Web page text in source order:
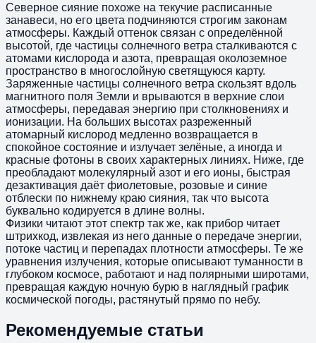
Северное сияние похоже на текучие расписанные
занавеси, но его цвета подчиняются строгим законам
атмосферы. Каждый оттенок связан с определённой
высотой, где частицы солнечного ветра сталкиваются с
атомами кислорода и азота, превращая околоземное
пространство в многослойную светящуюся карту.
Заряженные частицы солнечного ветра скользят вдоль
магнитного поля Земли и врываются в верхние слои
атмосферы, передавая энергию при столкновениях и
ионизации. На больших высотах разреженный
атомарный кислород медленно возвращается в
спокойное состояние и излучает зелёные, а иногда и
красные фотоны в своих характерных линиях. Ниже, где
преобладают молекулярный азот и его ионы, быстрая
дезактивация даёт фиолетовые, розовые и синие
отблески по нижнему краю сияния, так что высота
буквально кодируется в длине волны.
Физики читают этот спектр так же, как прибор читает
штрихкод, извлекая из него данные о передаче энергии,
потоке частиц и перепадах плотности атмосферы. Те же
уравнения излучения, которые описывают туманности в
глубоком космосе, работают и над полярными широтами,
превращая каждую ночную бурю в наглядный график
космической погоды, растянутый прямо по небу.
Рекомендуемые статьи